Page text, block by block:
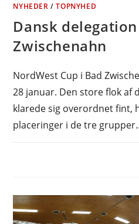
NYHEDER /TOPNYHED
Dansk
Zwischenahn
NordWest Cup i Bad
28 januar. Den store flok af
klarede sig overordnet fint,
placeringer i de tre